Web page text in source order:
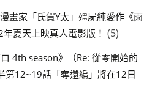
畫家「氏賀Y太」殭屍純愛作《雨
夏天上映真人電影版！ (5)
4th season》（Re: 從零開始的
第12~19話「奪還編」將在12日